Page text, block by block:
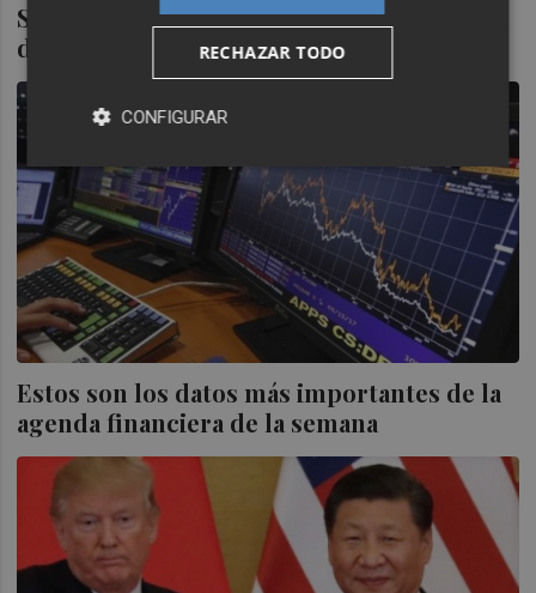
Semana con pocos datos macro a la espera
de los resultados semestrales
Estos son los datos más importantes de la
agenda financiera de la semana
RECHAZAR TODO
CONFIGURAR